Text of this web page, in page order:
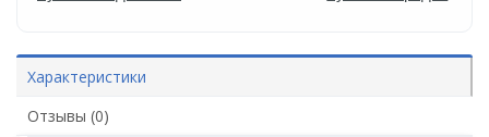
Характеристики
Отзывы (0)